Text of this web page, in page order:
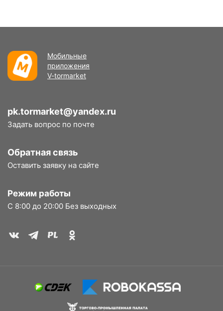
Мобильные
приложения
V-tormarket
pk.tormarket@yandex.ru
Задать вопрос по почте
Обратная связь
Оставить заявку на сайте
Режим работы
С 8:00 до 20:00 Без выходных